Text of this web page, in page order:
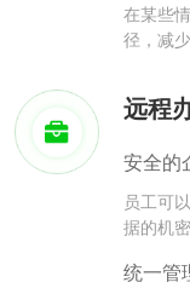
在某些
径，减
远程
安全的
员工可
据的机
统一管